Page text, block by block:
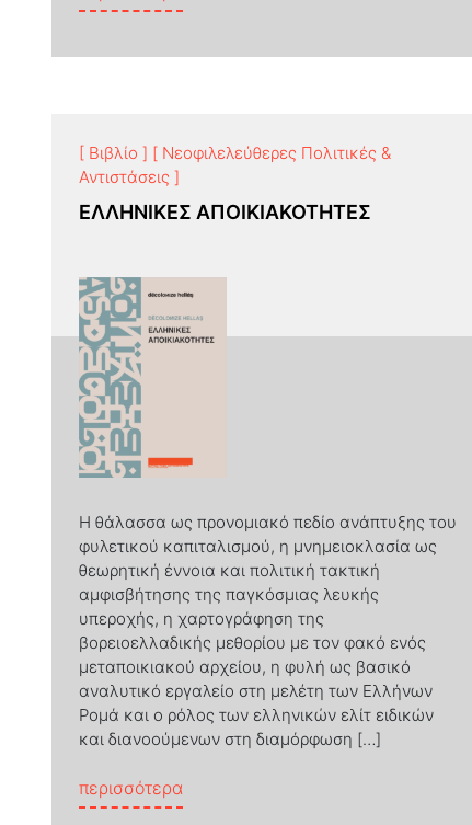
[ Βιβλίο ] [ Νεοφιλελεύθερες Πολιτικές &
Αντιστάσεις ]
ΕΛΛΗΝΙΚΕΣ ΑΠΟΙΚΙΑΚΟΤΗΤΕΣ
Η θάλασσα ως προνομιακό πεδίο ανάπτυξης του
φυλετικού καπιταλισμού, η μνημειοκλασία ως
θεωρητική έννοια και πολιτική τακτική
αμφισβήτησης της παγκόσμιας λευκής
υπεροχής, η χαρτογράφηση της
βορειοελλαδικής μεθορίου με τον φακό ενός
μεταποικιακού αρχείου, η φυλή ως βασικό
αναλυτικό εργαλείο στη μελέτη των Ελλήνων
Ρομά και ο ρόλος των ελληνικών ελίτ ειδικών
και διανοούμενων στη διαμόρφωση […]
περισσότερα